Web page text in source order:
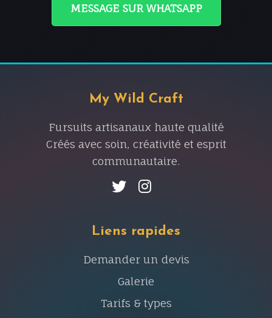
MESSAGE SUR WHATSAPP
My Wild Craft
Fursuits artisanaux haute qualité
Créés avec soin, créativité et esprit
communautaire.
Liens rapides
Demander un devis
Galerie
Tarifs & types